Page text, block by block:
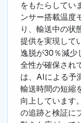
をもたらしてい
ンサー搭載温度
り、輸送中の状
提供を実現して
逸脱が30％減少
全性が確保され
は、AIによる予
輸送時間の短縮
向上しています
の追跡と検証に